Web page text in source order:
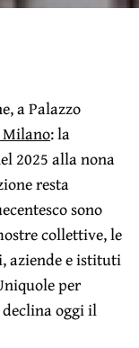
a Palazzo
: la
2025 alla nona
resta
sono
collettive, le
aziende e istituti
per
oggi il